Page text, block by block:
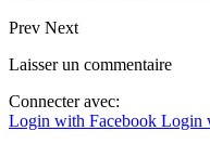
Prev Next
Laisser un commentaire
Connecter avec:
Login with Facebook Login